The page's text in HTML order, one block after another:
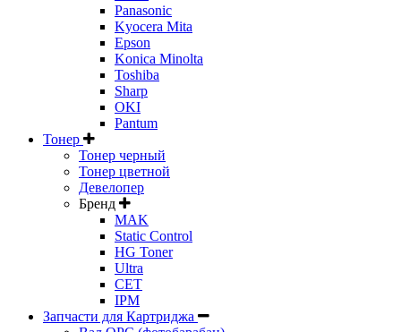
Panasonic
Kyocera Mita
Epson
Konica Minolta
Toshiba
Sharp
OKI
Pantum
Тонер
Тонер черный
Тонер цветной
Девелопер
Бренд
MAK
Static Control
HG Toner
Ultra
CET
IPM
Запчасти для Картриджа